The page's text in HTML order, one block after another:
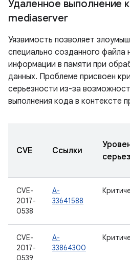
Удаленное выполнение
mediaserver
Уязвимость позволяет
специально созданного файла
информации в памяти при
данных. Проблеме присвоен
серьезности из-за
выполнения кода в контексте
CVE Ссылки
CVE-
2017-
0538
A-
33641588
CVE-
2017-
0539
A-
33864300